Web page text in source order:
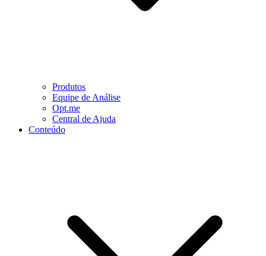
Produtos
Equipe de Análise
Opt.me
Central de Ajuda
Conteúdo